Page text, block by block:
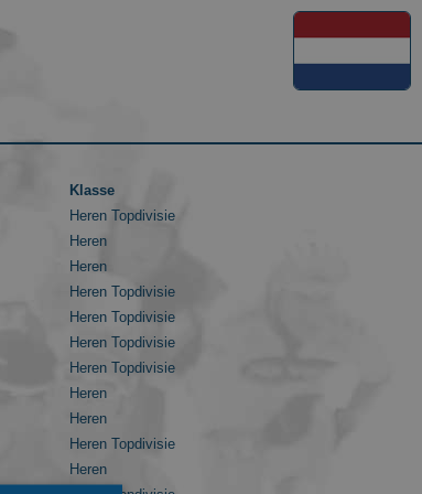
Klasse
Heren Topdivisie
Heren
Heren
Heren Topdivisie
Heren Topdivisie
Heren Topdivisie
Heren Topdivisie
Heren
Heren
Heren Topdivisie
Heren